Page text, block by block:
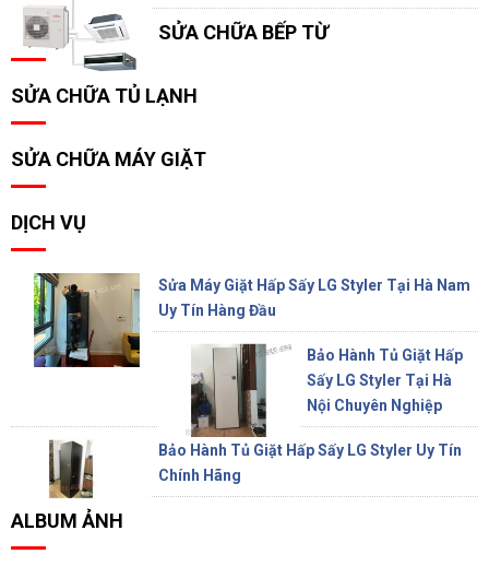
SỬA CHỮA BẾP TỪ
SỬA CHỮA TỦ LẠNH
SỬA CHỮA MÁY GIẶT
DỊCH VỤ
Sửa Máy Giặt Hấp Sấy LG Styler Tại Hà Nam
Uy Tín Hàng Đầu
Bảo Hành Tủ Giặt Hấp
Sấy LG Styler Tại Hà
Nội Chuyên Nghiệp
Bảo Hành Tủ Giặt Hấp Sấy LG Styler Uy Tín
Chính Hãng
ALBUM ẢNH